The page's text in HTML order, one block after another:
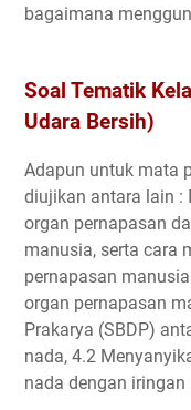
bagaimana
Soal Tematik
Udara Bersih)
Adapun untuk mata
diujikan antara lain :
organ pernapasan
manusia, serta cara
pernapasan
organ pernapasan
Prakarya (SBDP)
nada, 4.2
nada dengan iringan